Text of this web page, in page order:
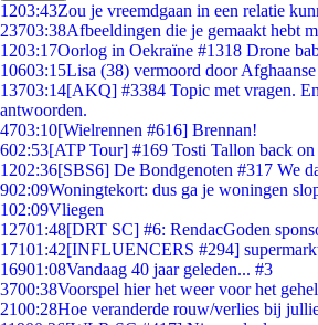
1203:43Zou je vreemdgaan in een relatie
23703:38Afbeeldingen die je gemaakt hebt
1203:17Oorlog in Oekraïne #1318 Drone
10603:15Lisa (38) vermoord door
13703:14[AKQ] #3384 Topic met vragen.
antwoorden.
4703:10[Wielrennen #616] Brennan!
602:53[ATP Tour] #169 Tosti Tallon back
1202:36[SBS6] De Bondgenoten #317 We
902:09Woningtekort: dus ga je woningen
102:09Vliegen
12701:48[DRT SC] #6: RendacGoden
17101:42[INFLUENCERS #294]
16901:08Vandaag 40 jaar geleden... #3
3700:38Voorspel hier het weer voor het
2100:28Hoe veranderde rouw/verlies bij